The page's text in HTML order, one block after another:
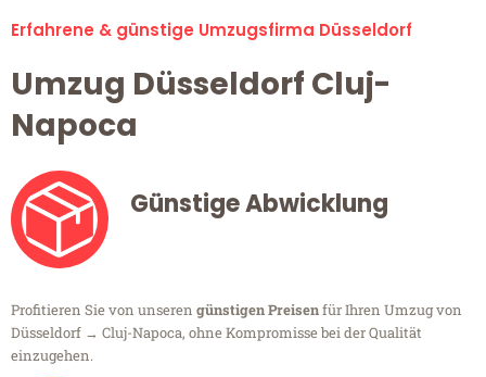
Erfahrene & günstige Umzugsfirma Düsseldorf
Umzug Düsseldorf Cluj-
Napoca
Günstige Abwicklung
Profitieren Sie von unseren günstigen Preisenfür Ihren Umzug von
Düsseldorf → Cluj-Napoca, ohne Kompromisse bei der Qualität
einzugehen.